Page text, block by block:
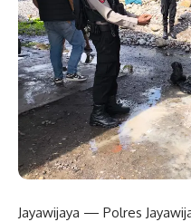
Jayawijaya — Polres